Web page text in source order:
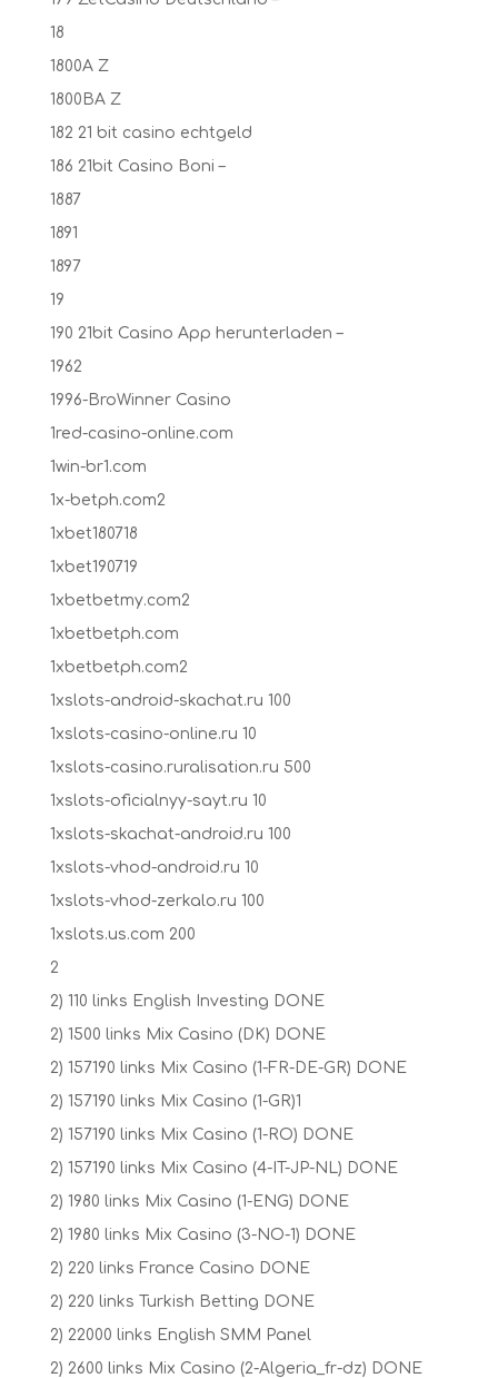
18
1800A Z
1800BA Z
182 21 bit casino echtgeld
186 21bit Casino Boni –
1887
1891
1897
19
190 21bit Casino App herunterladen –
1962
1996-BroWinner Casino
1red-casino-online.com
1win-br1.com
1x-betph.com2
1xbet180718
1xbet190719
1xbetbetmy.com2
1xbetbetph.com
1xbetbetph.com2
1xslots-android-skachat.ru 100
1xslots-casino-online.ru 10
1xslots-casino.ruralisation.ru 500
1xslots-oficialnyy-sayt.ru 10
1xslots-skachat-android.ru 100
1xslots-vhod-android.ru 10
1xslots-vhod-zerkalo.ru 100
1xslots.us.com 200
2
2) 110 links English Investing DONE
2) 1500 links Mix Casino (DK) DONE
2) 157190 links Mix Casino (1-FR-DE-GR) DONE
2) 157190 links Mix Casino (1-GR)1
2) 157190 links Mix Casino (1-RO) DONE
2) 157190 links Mix Casino (4-IT-JP-NL) DONE
2) 1980 links Mix Casino (1-ENG) DONE
2) 1980 links Mix Casino (3-NO-1) DONE
2) 220 links France Casino DONE
2) 220 links Turkish Betting DONE
2) 22000 links English SMM Panel
2) 2600 links Mix Casino (2-Algeria_fr-dz) DONE